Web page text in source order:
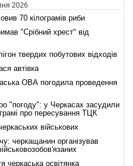
2026
70 кілограмів риби
"Срібний хрест" від
твердих побутових відходів
автівка
ОВА погодила проведення
"погоду": у Черкасах засудили
про пересування ТЦК
військових
черкащанин організував
черкаська освітянка